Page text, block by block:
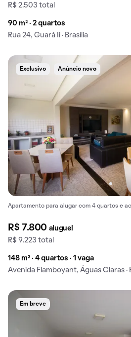
R$ 2.503 total
90 m² · 2 quartos
Rua 24, Guará Ii · Brasília
Exclusivo Anúncio novo
Apartamento para alugar com 4 quartos e
R$ 7.800 aluguel
R$ 9.223 total
148 m² · 4 quartos · 1 vaga
Avenida Flamboyant, Águas Claras ·
Em breve